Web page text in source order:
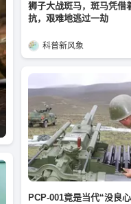
狮子大战斑马，斑马凭借
抗，艰难地逃过一劫
科普新风象
PCP-001竟是当代“没良